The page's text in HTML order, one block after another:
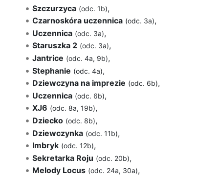
Szczurzyca (odc. 1b),
Czarnoskóra uczennica (odc. 3a),
Uczennica (odc. 3a),
Staruszka 2 (odc. 3a),
Jantrice (odc. 4a, 9b),
Stephanie (odc. 4a),
Dziewczyna na imprezie (odc. 6b),
Uczennica (odc. 6b),
XJ6 (odc. 8a, 19b),
Dziecko (odc. 8b),
Dziewczynka (odc. 11b),
Imbryk (odc. 12b),
Sekretarka Roju (odc. 20b),
Melody Locus (odc. 24a, 30a),